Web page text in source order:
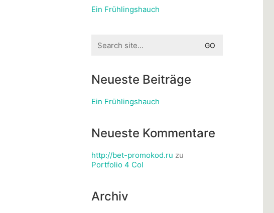
Ein Frühlingshauch
for:
Neueste Beiträge
Ein Frühlingshauch
Neueste Kommentare
http://bet-promokod.ru zu
Portfolio 4 Col
Archiv